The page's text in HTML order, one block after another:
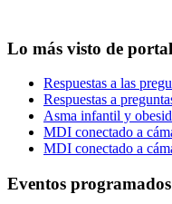
Lo más visto de
Respuestas a las
Respuestas a
Asma infantil y
MDI conectado a
MDI conectado a
Eventos programados